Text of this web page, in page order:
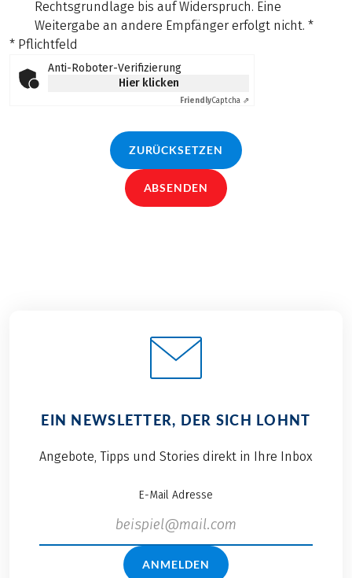
Rechtsgrundlage bis auf Widerspruch. Eine
Weitergabe an andere Empfänger erfolgt nicht. *
* Pflichtfeld
Anti-Roboter-Verifizierung
Hier klicken
FriendlyCaptcha ⇗
ZURÜCKSETZEN
ABSENDEN
EIN NEWSLETTER, DER SICH LOHNT
Angebote, Tipps und Stories direkt in Ihre Inbox
E-Mail Adresse
ANMELDEN